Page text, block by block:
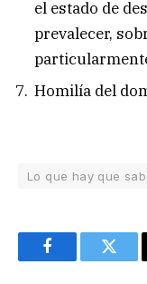
el estado de
prevalecer,
Homilía del
Lo que hay que
Facebook